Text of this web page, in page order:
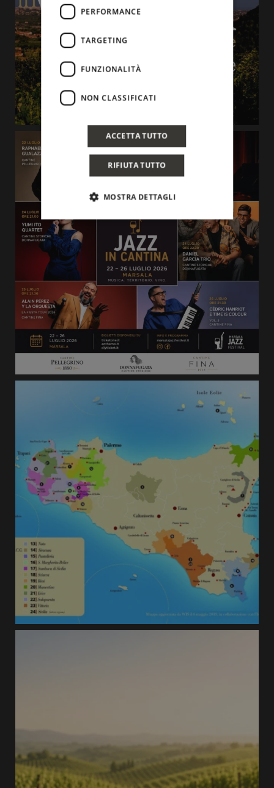
PERFORMANCE
TARGETING
FUNZIONALITÀ
NON CLASSIFICATI
ACCETTA TUTTO
RIFIUTA TUTTO
MOSTRA DETTAGLI